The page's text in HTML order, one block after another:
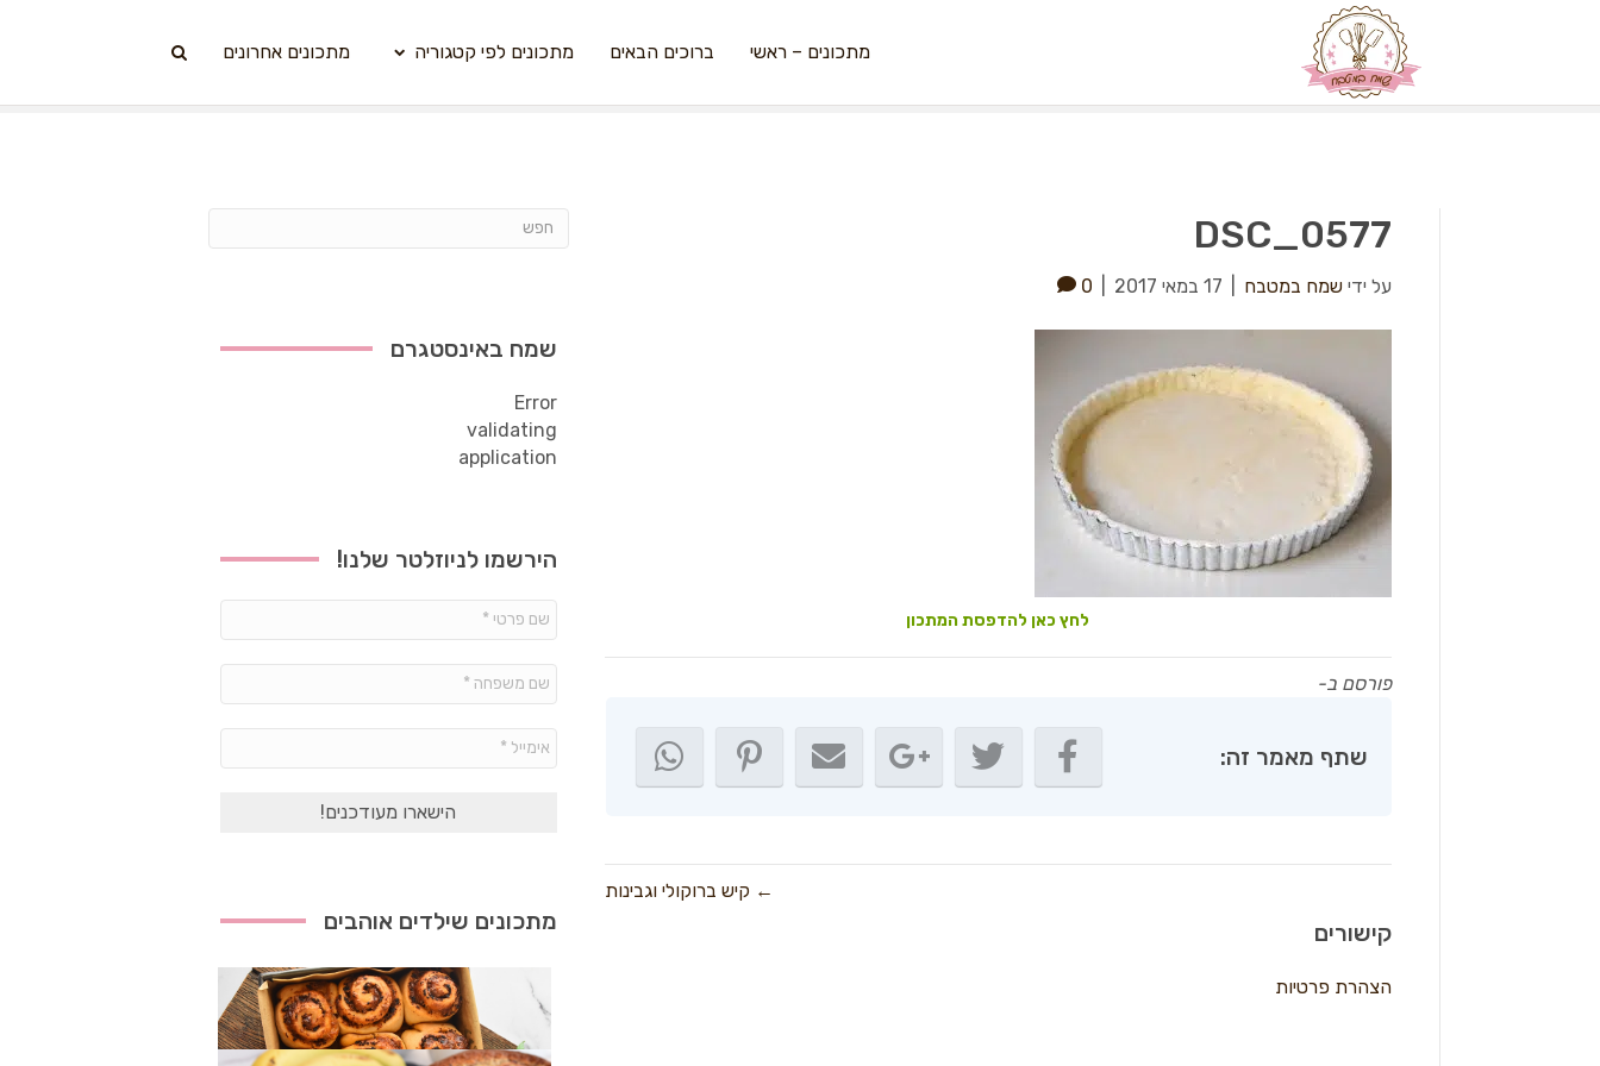
מתכונים – ראשי ברוכים הבאים מתכונים לפי קטגוריה מתכונים אחרונים
DSC_0577
על ידי שמח במטבח 17 במאי 2017 0
לחץ כאן להדפסת המתכון
פורסם ב-
שתף מאמר זה:
← קיש ברוקולי וגבינות
קישורים
הצהרת פרטיות
שמח באינסטגרם
Error
validating
application
הירשמו לניוזלטר שלנו!
מתכונים שילדים אוהבים